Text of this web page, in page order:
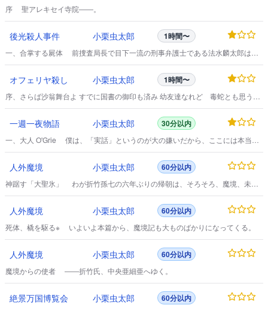
序 聖アレキセイ寺院――。
後光殺人事件 小栗虫太郎 1時間〜
一、合掌する屍体 前捜査局長で目下一流の刑事弁護士である法水麟太郎は、
オフェリヤ殺し 小栗虫太郎 1時間〜
序、さらば沙翁舞台よ すでに国書の御印も済み 幼友達なれど 毒蛇とも思う二
一週一夜物語 小栗虫太郎 30分以内
一、大人 O'Grie 僕は、「実話」というのが大の嫌いだから、ここには本当の
人外魔境 小栗虫太郎 60分以内
神踞す「大聖氷」 わが折竹孫七の六年ぶりの帰朝は、そろそろ、魔境、未踏
人外魔境 小栗虫太郎 60分以内
死体、橇を駆る※ いよいよ本篇から、魔境記も大ものばかりになってくる。
人外魔境 小栗虫太郎 60分以内
魔境からの使者 ――折竹氏、中央亜細亜へゆく。
絶景万国博覧会 小栗虫太郎 60分以内